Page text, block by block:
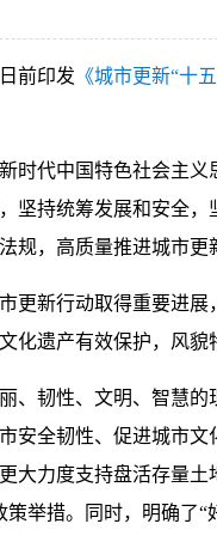
前印发 《城市更新“十
时代中国特色社会主
坚持统筹发展和安全
规，高质量推进城市
市更新行动取得重要进
化遗产有效保护，风
、韧性、文明、智慧
安全韧性、促进城市
大力度支持盘活存量
举措。同时，明确了